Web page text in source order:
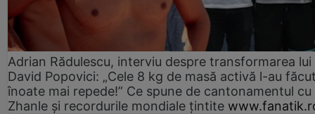
Adrian Rădulescu, interviu despre transformarea lui
David Popovici: „Cele 8 kg de masă activă l-au
înoate mai repede!” Ce spune de cantonamentul cu
Zhanle şi recordurile mondiale ţintite